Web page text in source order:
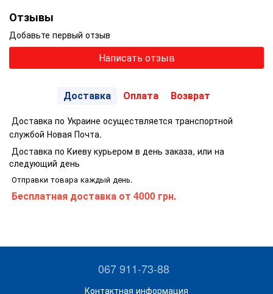
Отзывы
Добавьте первый отзыв
Написать отзыв
Доставка Оплата Возврат
Доставка по Украине осуществляется транспортной
службой Новая Почта.
Доставка по Киеву курьером в день заказа, или на
следующий день
Отправки товара каждый день.
Бесплатная доставка от 4000 грн.
067 911-73-88
Контактная информация